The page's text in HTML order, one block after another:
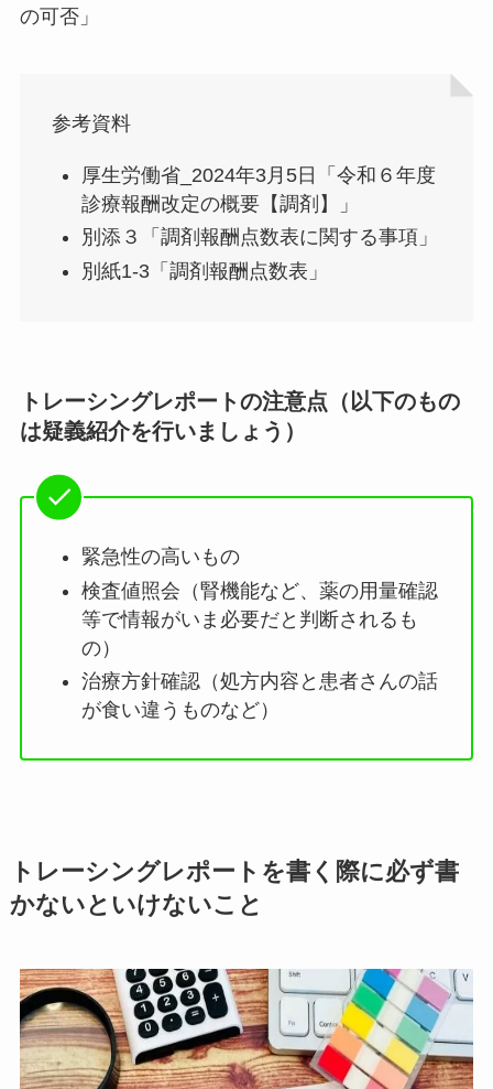
の可否」
参考資料
厚生労働省_2024年3月5日「令和６年度
診療報酬改定の概要【調剤】」
別添３「調剤報酬点数表に関する事項」
別紙1-3「調剤報酬点数表」
トレーシングレポートの注意点（以下のもの
は疑義紹介を行いましょう）
緊急性の高いもの
検査値照会（腎機能など、薬の用量確認
等で情報がいま必要だと判断されるも
の）
治療方針確認（処方内容と患者さんの話
が食い違うものなど）
トレーシングレポートを書く際に必ず書
かないといけないこと